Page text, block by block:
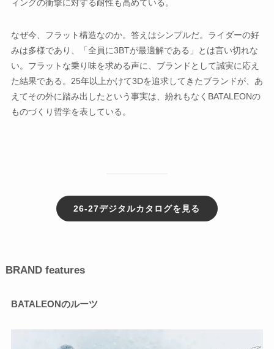
ィングの衝撃に対する耐性も高めている。
なぜ今、フラット構造なのか。答えはシンプルだ。ライダーの好
みは多様であり、「全員に3BTが最適解である」とは言い切れな
い。フラットな乗り味を求める声に、ブランドとして誠実に応え
た結果である。25年以上かけて3Dを追求してきたブランドが、あ
えてその外に踏み出したという事実は、紛れもなくBATALEONの
ものづくり哲学を表している。
26-27デジタルカタログを見る
BRAND features
BATALEONのルーツ